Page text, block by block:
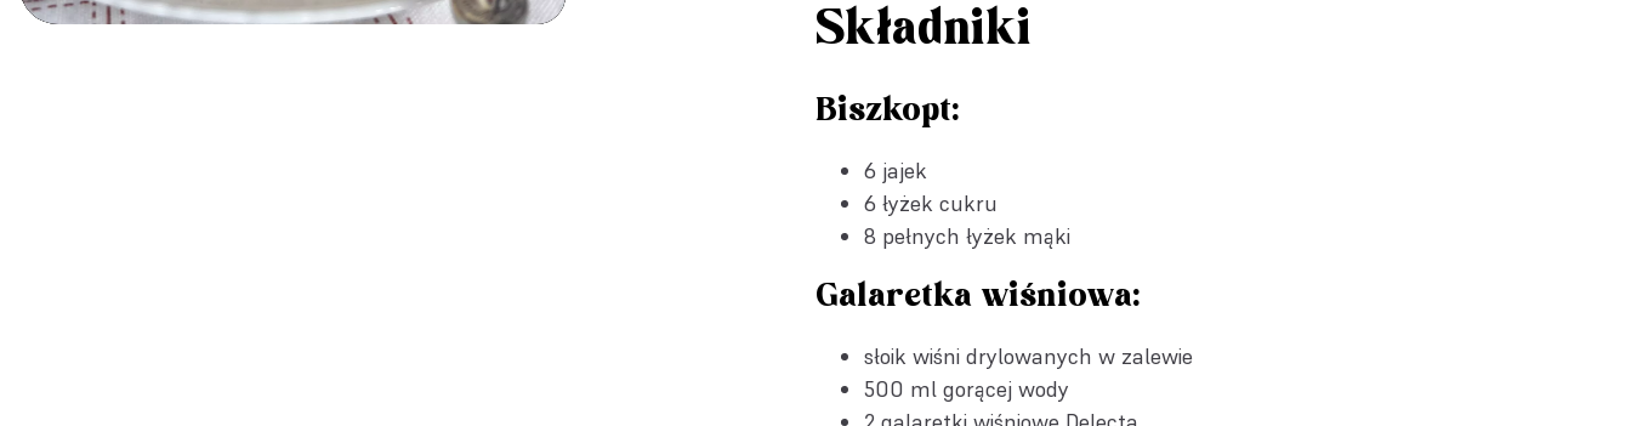
Składniki
Biszkopt:
6 jajek
6 łyżek cukru
8 pełnych łyżek mąki
Galaretka wiśniowa:
słoik wiśni drylowanych w zalewie
500 ml gorącej wody